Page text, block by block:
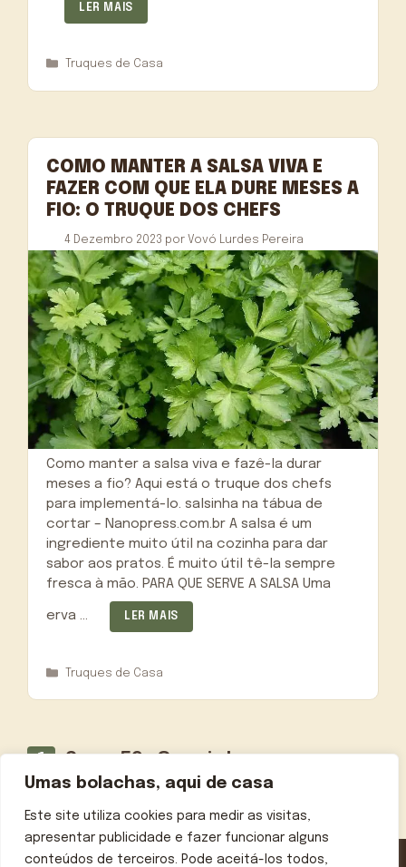
Umas bolachas, aqui de casa
Este site utiliza cookies para medir as visitas,
apresentar publicidade e fazer funcionar alguns
conteúdos de terceiros. Pode aceitá-los todos,
LER MAIS
Categorias
Truques de Casa
COMO MANTER A SALSA VIVA E
FAZER COM QUE ELA DURE MESES A
FIO: O TRUQUE DOS CHEFS
4 Dezembro 2023 por Vovó Lurdes Pereira
Como manter a salsa viva e fazê-la durar
meses a fio? Aqui está o truque dos chefs
para implementá-lo. salsinha na tábua de
cortar – Nanopress.com.br A salsa é um
ingrediente muito útil na cozinha para dar
sabor aos pratos. É muito útil tê-la sempre
fresca à mão. PARA QUE SERVE A SALSA Uma
erva … LER MAIS
Categorias
Truques de Casa
Página
1 Página
2 … Página
59 Seguinte→